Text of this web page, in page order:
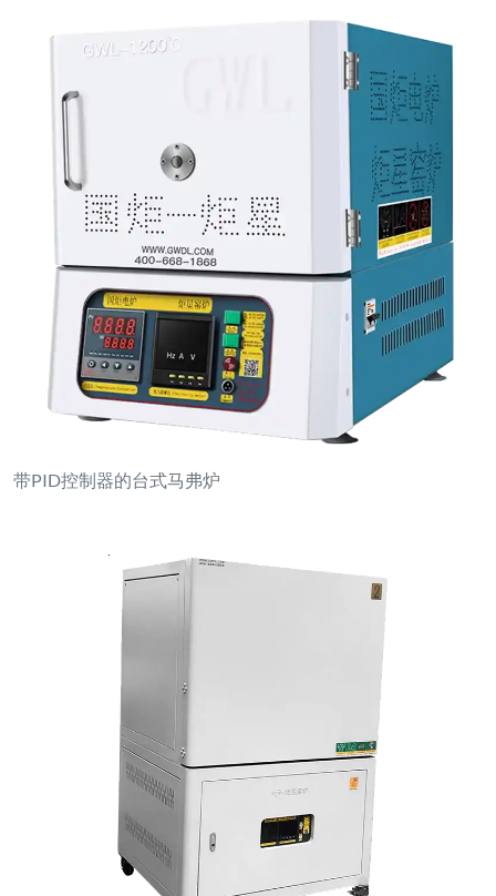
带PID控制器的台式马弗炉
箱式电阻炉，带电动顶部开启装置及双控制开关
luoyanganjing@gmail.com
+86-18211912983